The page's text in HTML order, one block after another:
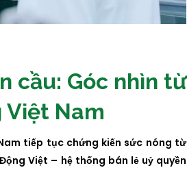
cầu: Góc nhìn từ
Nam
tiếp tục chứng kiến sức nóng từ
Việt – hệ thống bán lẻ uỷ quyền